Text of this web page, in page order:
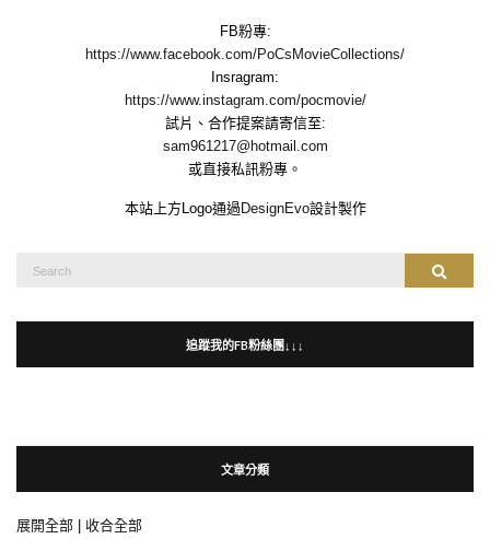
FB粉專:
https://www.facebook.com/PoCsMovieCollections/
Insragram:
https://www.instagram.com/pocmovie/
試片、合作提案請寄信至:
sam961217@hotmail.com
或直接私訊粉專。
本站上方Logo通過 DesignEvo設計製作
Search
Search
追蹤我的FB粉絲團↓↓↓
文章分類
展開全部
收合全部